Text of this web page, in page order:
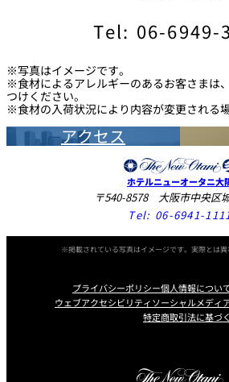
Tel: 06-6949-
※写真はイメージです。
※食材によるアレルギーのあるお客さまは
つけください。
※食材の入荷状況により内容が変更される
アクセス
ホテルニューオータニ大
〒540-8578 大阪市中央区
Tel: 06-6941-
※掲載されている写真はイメージです。実際とは異
プライバシーポリシー個人情報につい
ウェブアクセシビリティソーシャルメディ
特定商取引法に基づ